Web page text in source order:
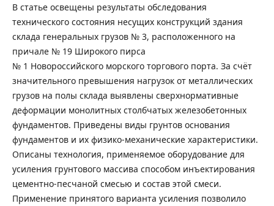
В статье освещены результаты обследования
технического состояния несущих конструкций здания
склада генеральных грузов № 3, расположенного на
причале № 19 Широкого пирса
№ 1 Новороссийского морского торгового порта. За счёт
значительного превышения нагрузок от металлических
грузов на полы склада выявлены сверхнормативные
деформации монолитных столбчатых железобетонных
фундаментов. Приведены виды грунтов основания
фундаментов и их физико-механические характеристики.
Описаны технология, применяемое оборудование для
усиления грунтового массива способом инъектирования
цементно-песчаной смесью и состав этой смеси.
Применение принятого варианта усиления позволило